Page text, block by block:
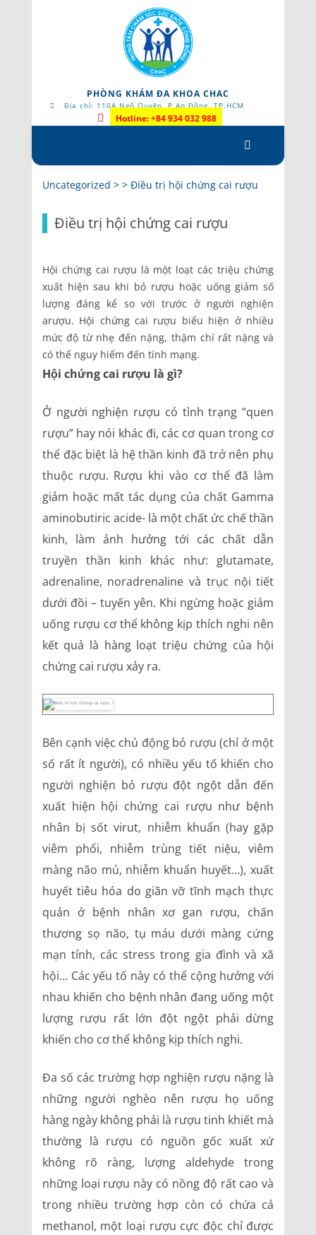
PHÒNG KHÁM ĐA KHOA CHAC
Địa chỉ: 110A Ngô Quyền, P.An Đông, TP.HCM
Hotline: +84 934 032 988
to
content
Uncategorized > > Điều trị hội chứng cai rượu
Điều trị hội chứng cai rượu
Hội chứng cai rượu là một loạt các triệu chứng
xuất hiện sau khi bỏ rượu hoặc uống giảm số
lượng đáng kể so với trước ở người nghiện
arượu. Hội chứng cai rượu biểu hiện ở nhiều
mức độ từ nhẹ đến nặng, thậm chí rất nặng và
có thể nguy hiểm đến tính mạng.
Hội chứng cai rượu là gì?
Ở người nghiện rượu có tình trạng “quen
rượu” hay nói khác đi, các cơ quan trong cơ
thể đặc biệt là hệ thần kinh đã trở nên phụ
thuộc rượu. Rượu khi vào cơ thể đã làm
giảm hoặc mất tác dụng của chất Gamma
aminobutiric acide- là một chất ức chế thần
kinh, làm ảnh hưởng tới các chất dẫn
truyền thần kinh khác như: glutamate,
adrenaline, noradrenaline và trục nội tiết
dưới đồi – tuyến yên. Khi ngừng hoặc giảm
uống rượu cơ thể không kịp thích nghi nên
kết quả là hàng loạt triệu chứng của hội
chứng cai rượu xảy ra.
Bên cạnh việc chủ động bỏ rượu (chỉ ở một
số rất ít người), có nhiều yếu tố khiến cho
người nghiện bỏ rượu đột ngột dẫn đến
xuất hiện hội chứng cai rượu như bệnh
nhân bị sốt virut, nhiễm khuẩn (hay gặp
viêm phổi, nhiễm trùng tiết niệu, viêm
màng não mủ, nhiễm khuẩn huyết…), xuất
huyết tiêu hóa do giãn vỡ tĩnh mạch thực
quản ở bệnh nhân xơ gan rượu, chấn
thương sọ não, tụ máu dưới màng cứng
mạn tính, các stress trong gia đình và xã
hội… Các yếu tố này có thể cộng hưởng với
nhau khiến cho bệnh nhân đang uống một
lượng rượu rất lớn đột ngột phải dừng
khiến cho cơ thể không kịp thích nghi.
Đa số các trường hợp nghiện rượu nặng là
những người nghèo nên rượu họ uống
hàng ngày không phải là rượu tinh khiết mà
thường là rượu có nguồn gốc xuất xứ
không rõ ràng, lượng aldehyde trong
những loại rượu này có nồng độ rất cao và
trong nhiều trường hợp còn có chứa cả
methanol, một loại rượu cực độc chỉ được